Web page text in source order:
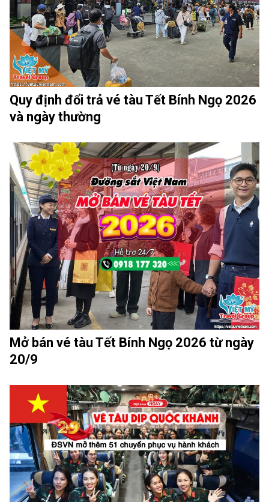
Quy định đổi trả vé tàu Tết Bính Ngọ 2026
và ngày thường
Mở bán vé tàu Tết Bính Ngọ 2026 từ ngày
20/9